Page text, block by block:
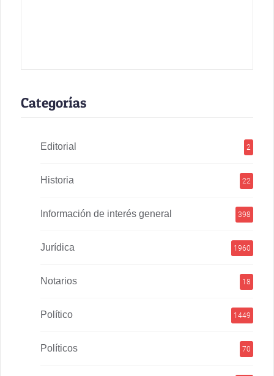
Categorías
Editorial 2
Historia 22
Información de interés general 398
Jurídica 1960
Notarios 18
Político 1449
Políticos 70